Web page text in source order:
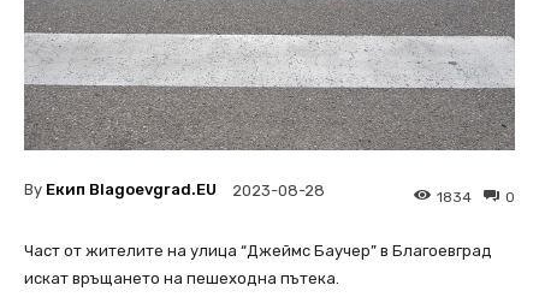
By Екип Blagoevgrad.EU 2023-08-28 0
1834
Част от жителите на улица “Джеймс Баучер” в Благоевград
искат връщането на пешеходна пътека.